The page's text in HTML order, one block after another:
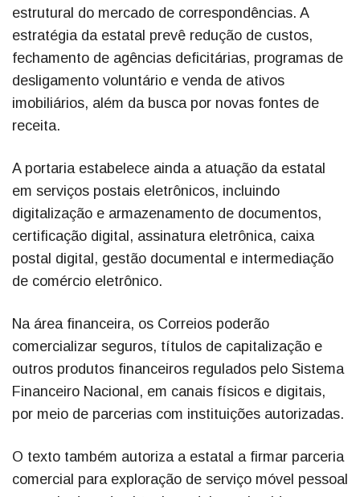
estrutural do mercado de correspondências. A
estratégia da estatal prevê redução de custos,
fechamento de agências deficitárias, programas de
desligamento voluntário e venda de ativos
imobiliários, além da busca por novas fontes de
receita.
A portaria estabelece ainda a atuação da estatal
em serviços postais eletrônicos, incluindo
digitalização e armazenamento de documentos,
certificação digital, assinatura eletrônica, caixa
postal digital, gestão documental e intermediação
de comércio eletrônico.
Na área financeira, os Correios poderão
comercializar seguros, títulos de capitalização e
outros produtos financeiros regulados pelo Sistema
Financeiro Nacional, em canais físicos e digitais,
por meio de parcerias com instituições autorizadas.
O texto também autoriza a estatal a firmar parceria
comercial para exploração de serviço móvel pessoal